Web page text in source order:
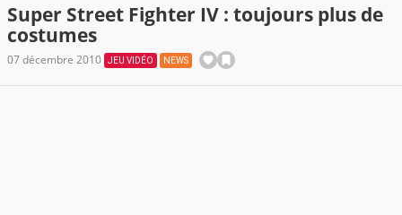
Super Street Fighter IV : toujours plus de
costumes
07 décembre 2010 JEU VIDÉO NEWS